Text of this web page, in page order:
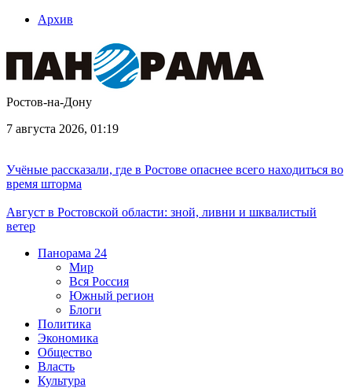
Архив
Ростов-на-Дону
7 августа 2026, 01:19
Учёные рассказали, где в Ростове опаснее всего находиться во
время шторма
Август в Ростовской области: зной, ливни и шквалистый
ветер
Панорама 24
Мир
Вся Россия
Южный регион
Блоги
Политика
Экономика
Общество
Власть
Культура